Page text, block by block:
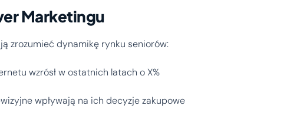
Marketingu
zrozumieć dynamikę rynku seniorów:
wzrósł w ostatnich latach o X%
wpływają na ich decyzje zakupowe